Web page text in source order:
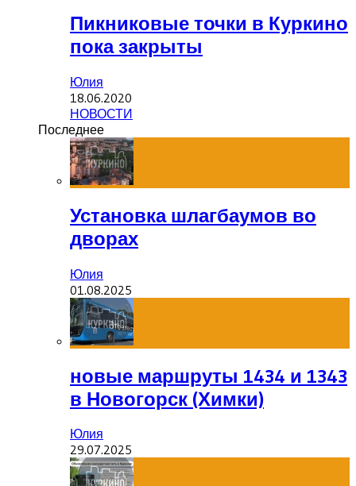
Пикниковые точки в Куркино
пока закрыты
Юлия
18.06.2020
НОВОСТИ
Последнее
Установка шлагбаумов во
дворах
Юлия
01.08.2025
новые маршруты 1434 и 1343
в Новогорск (Химки)
Юлия
29.07.2025